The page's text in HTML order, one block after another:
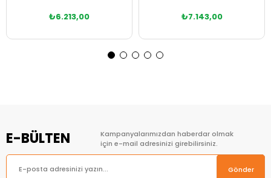
₺6.213,00 ₺7.143,00
E-BÜLTEN
Kampanyalarımızdan haberdar olmak
için e-mail adresinizi girebilirsiniz.
Gönder